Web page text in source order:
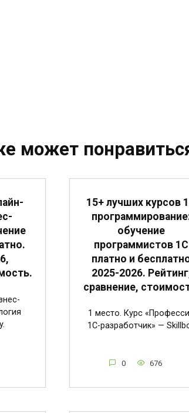
может
15+ лучших курсов
обучение
программистов 1С
платно и
2025-2026.
сравнение,
1 место. Курс
1C-разработчик» —
0 676